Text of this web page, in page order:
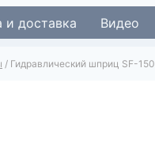
и доставка Видео
/ Гидравлический шприц SF-150